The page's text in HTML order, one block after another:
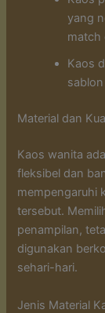
yang
match
Kaos
Material dan
Kaos wanita
fleksibel dan
mempengaruhi
tersebut.
penampilan,
digunakan
sehari-hari.
Jenis Material